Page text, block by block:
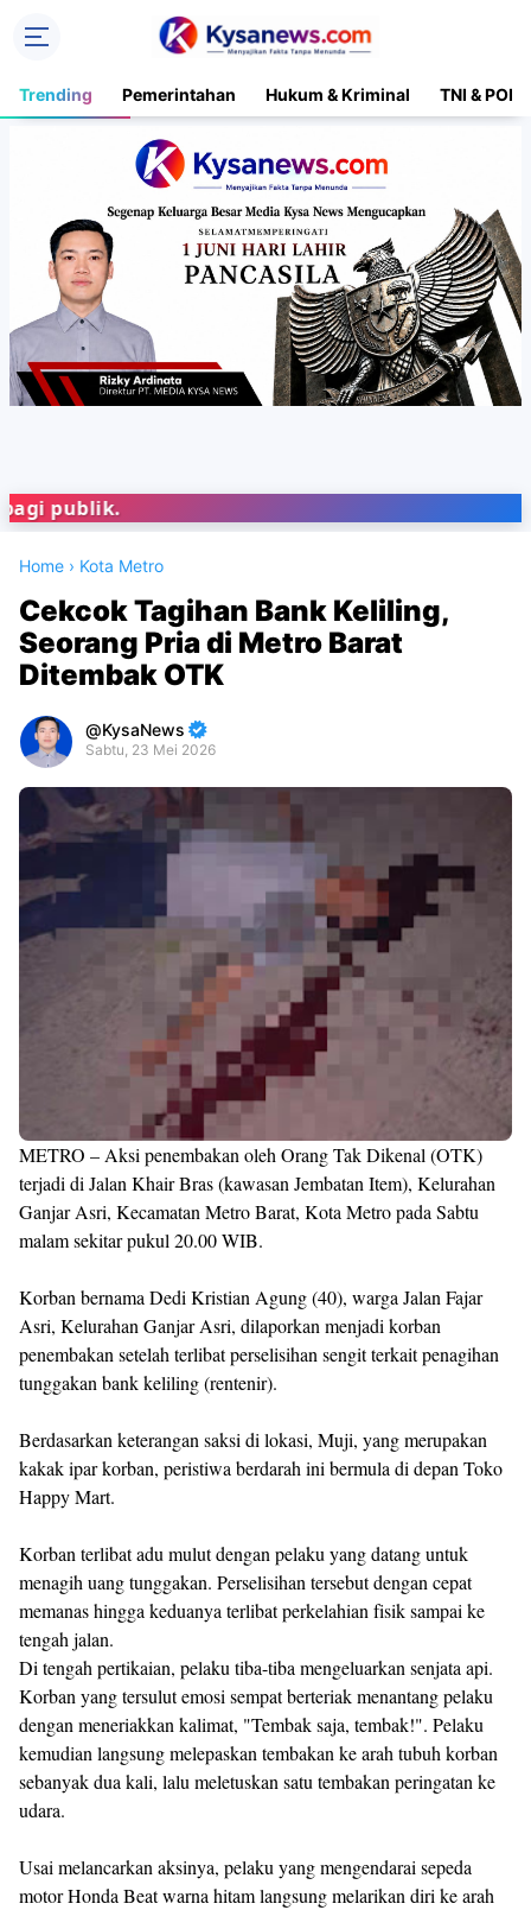
Trending Pemerintahan Hukum & Kriminal TNI &
Home › Kota Metro
Cekcok Tagihan Bank Keliling,
Seorang Pria di Metro Barat
Ditembak OTK
KysaNews
Sabtu, 23 Mei 2026
Premium
Raushan
Design
With
Templates
METRO – Aksi penembakan oleh Orang Tak Dikenal (OTK)
terjadi di Jalan Khair Bras (kawasan Jembatan Item), Kelurahan
Ganjar Asri, Kecamatan Metro Barat, Kota Metro pada Sabtu
malam sekitar pukul 20.00 WIB.
Korban bernama Dedi Kristian Agung (40), warga Jalan Fajar
Asri, Kelurahan Ganjar Asri, dilaporkan menjadi korban
penembakan setelah terlibat perselisihan sengit terkait penagihan
tunggakan bank keliling (rentenir).
Berdasarkan keterangan saksi di lokasi, Muji, yang merupakan
kakak ipar korban, peristiwa berdarah ini bermula di depan Toko
Happy Mart.
Korban terlibat adu mulut dengan pelaku yang datang untuk
menagih uang tunggakan. Perselisihan tersebut dengan cepat
memanas hingga keduanya terlibat perkelahian fisik sampai ke
tengah jalan.
Di tengah pertikaian, pelaku tiba-tiba mengeluarkan senjata api.
Korban yang tersulut emosi sempat berteriak menantang pelaku
dengan meneriakkan kalimat, "Tembak saja, tembak!". Pelaku
kemudian langsung melepaskan tembakan ke arah tubuh korban
sebanyak dua kali, lalu meletuskan satu tembakan peringatan ke
udara.
Usai melancarkan aksinya, pelaku yang mengendarai sepeda
motor Honda Beat warna hitam langsung melarikan diri ke arah